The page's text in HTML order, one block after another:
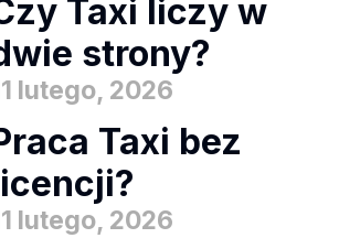
Taxi liczy w
strony?
lutego, 2026
Taxi bez
lutego, 2026